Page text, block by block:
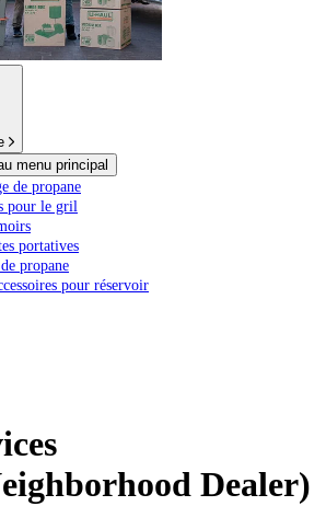
menu principal
de propane
pour le gril
portatives
propane
pour réservoir
Dealer)